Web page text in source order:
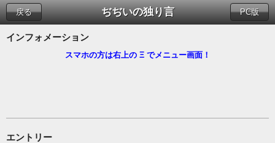
ぢぢいの独り言
戻る PC版
インフォメーション
スマホの方は右上の Ξ でメニュー画面！
エントリー